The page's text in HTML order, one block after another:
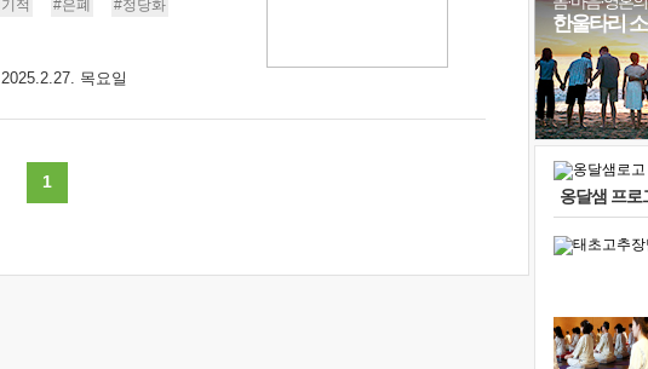
적 #은폐
#정당화
2025.2.27. 목요일
1
졸업식
슬럼프
보고 싶은
못된 꼰대들
#선택
#아이
#극복
#다짐
#경험
#독
한울타리
옹달샘 프로